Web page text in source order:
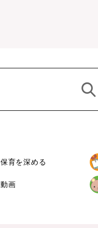
保育を深める
動画